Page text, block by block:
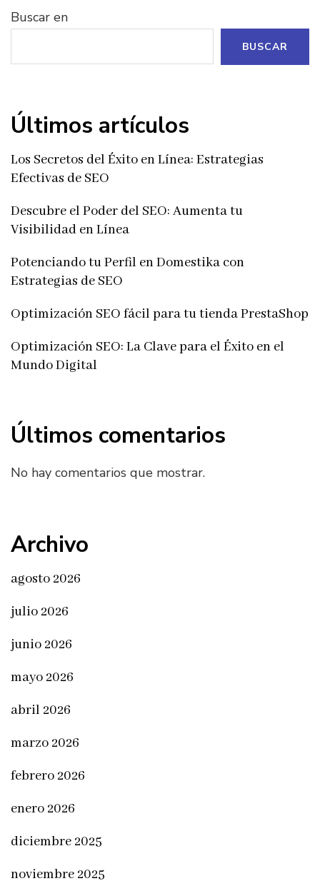
Buscar en
BUSCAR
Últimos artículos
Los Secretos del Éxito en Línea: Estrategias
Efectivas de SEO
Descubre el Poder del SEO: Aumenta tu
Visibilidad en Línea
Potenciando tu Perfil en Domestika con
Estrategias de SEO
Optimización SEO fácil para tu tienda PrestaShop
Optimización SEO: La Clave para el Éxito en el
Mundo Digital
Últimos comentarios
No hay comentarios que mostrar.
Archivo
agosto 2026
julio 2026
junio 2026
mayo 2026
abril 2026
marzo 2026
febrero 2026
enero 2026
diciembre 2025
noviembre 2025